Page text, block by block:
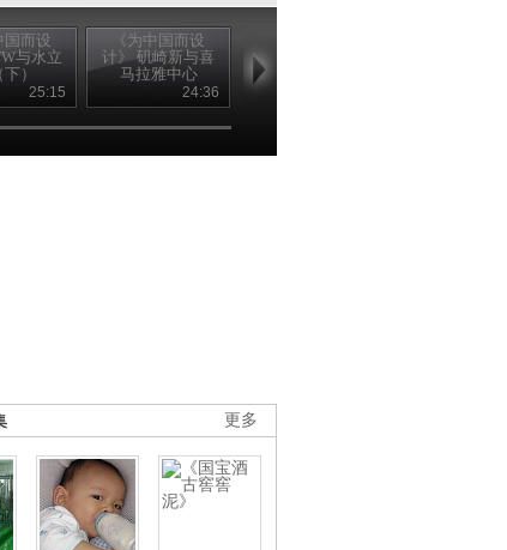
国而设
与水立
）
25:15
《为中国而设
计》 矶崎新与喜
马拉雅中心
24:36
计》 矶崎新与喜
更多